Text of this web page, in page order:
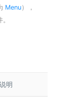
Menu），
说明